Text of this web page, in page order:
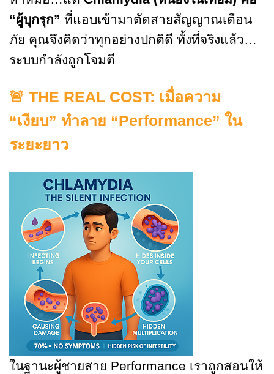
“ผู้บุกรุก” ที่แอบเข้ามาตัดสายสัญญาณเตือน
ภัย คุณจึงคิดว่าทุกอย่างปกติดี ทั้งที่จริงแล้ว…
ระบบกำลังถูกโจมตี
🚨 THE REAL COST: เมื่อความ
“เงียบ” ทำลาย “Performance” ใน
ระยะยาว
ในฐานะผู้ชายสาย Performance เราถูกสอนให้